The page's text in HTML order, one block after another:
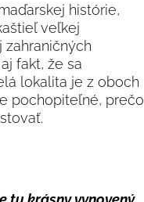
histórie,
veľkej
fakt, že sa
lokalita je z oboch
pochopiteľné, prečo